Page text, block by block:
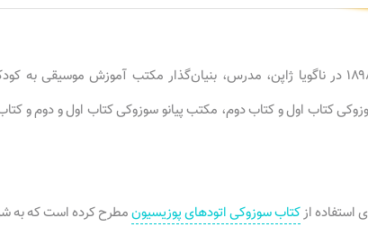
متولد ۱۸۹۸ در ناگویا ژاپن، مدرس، بنیان‌گذار مکتب آموزش موسیقی
کتاب اول و کتاب دوم، مکتب پیانو سوزوکی کتاب اول و دوم و
استفاده ازکتاب سوزوکی اتودهای پوزیسیونمطرح کرده است که به